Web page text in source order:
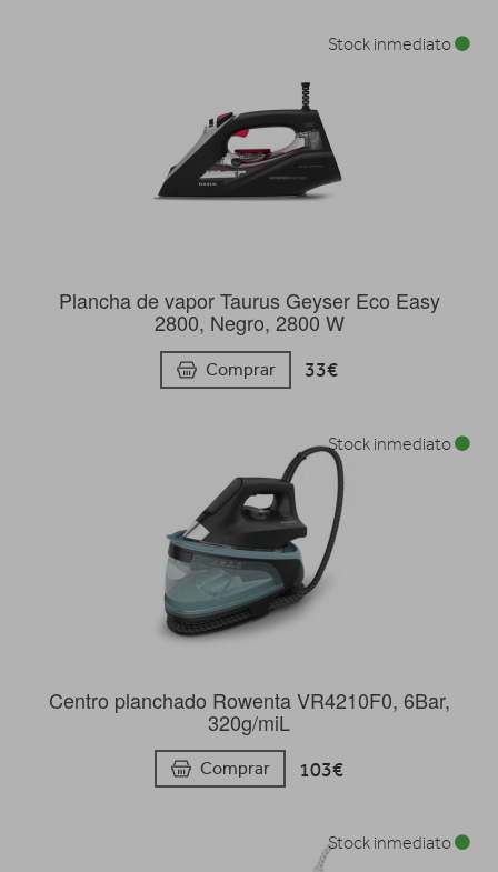
Plancha de vapor Taurus Geyser Eco Easy
2800, Negro, 2800 W
Comprar 33€
Stock inmediato
Centro planchado Rowenta VR4210F0, 6Bar,
320g/miL
Comprar 103€
Stock inmediato
Stock inmediato